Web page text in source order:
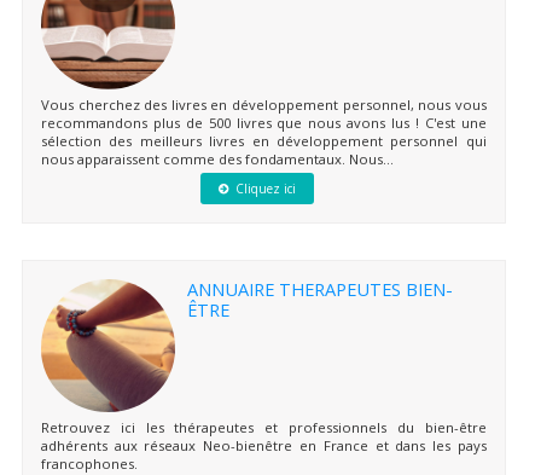
Vous cherchez des livres en développement personnel, nous vous
recommandons plus de 500 livres que nous avons lus ! C'est une
sélection des meilleurs livres en développement personnel qui
nous apparaissent comme des fondamentaux. Nous...
Cliquez ici
ANNUAIRE THERAPEUTES BIEN-
ÊTRE
Retrouvez ici les thérapeutes et professionnels du bien-être
adhérents aux réseaux Neo-bienêtre en France et dans les pays
francophones.